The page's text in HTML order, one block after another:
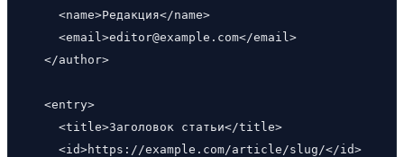
    <name>Редакция</name>
    <email>editor@example.com</email>
  </author>
  <entry>
    <title>Заголовок статьи</title>
    <id>https://example.com/article/slug/</id>